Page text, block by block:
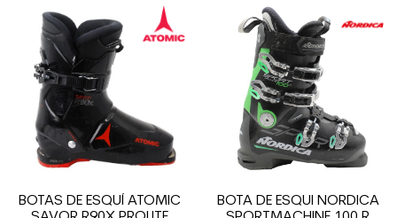
BOTAS DE ESQUÍ ATOMIC
BOTA DE ESQUI NORDICA